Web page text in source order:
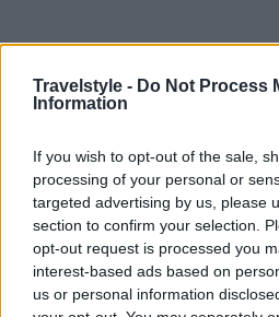
Travelstyle - Do Not Process
Information
If you wish to opt-out of the sale,
processing of your personal or
targeted advertising by us, please
section to confirm your selection.
opt-out request is processed you
interest-based ads based on
us or personal information